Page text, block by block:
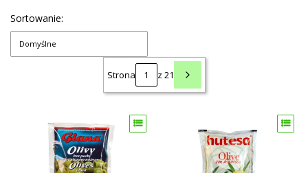
Sortowanie:
Domyślne
Strona z 21